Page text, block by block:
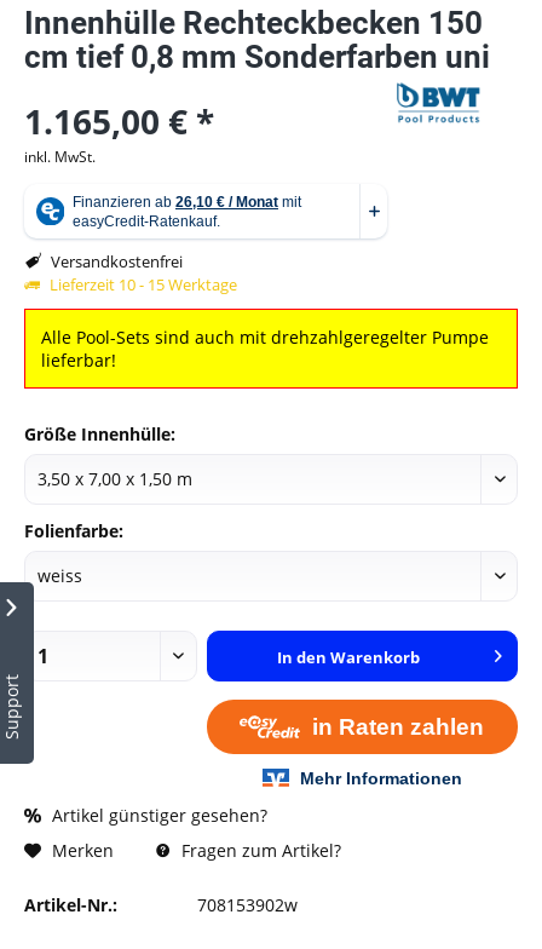
Support
Innenhülle Rechteckbecken 150
cm tief 0,8 mm Sonderfarben uni
1.165,00 € *
inkl. MwSt.
Versandkostenfrei
Lieferzeit 10 - 15 Werktage
Alle Pool-Sets sind auch mit drehzahlgeregelter Pumpe
lieferbar!
Größe Innenhülle:
Folienfarbe:
In den Warenkorb
Artikel günstiger gesehen?
Merken
Fragen zum Artikel?
Artikel-Nr.: 708153902w